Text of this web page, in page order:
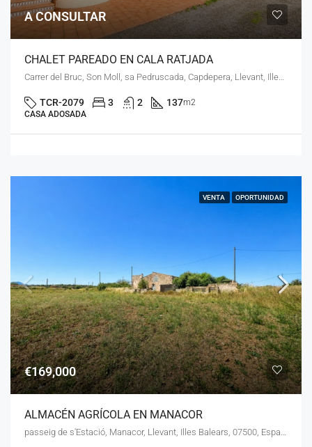
A CONSULTAR
CHALET PAREADO EN CALA RATJADA
TCR-2079 3 2 137m2
CASA ADOSADA
VENTA OPORTUNIDAD
€169,000
ALMACÉN AGRÍCOLA EN MANACOR
passeig de s'Estació, Manacor, Llevant, Illes Balears, 07500, España